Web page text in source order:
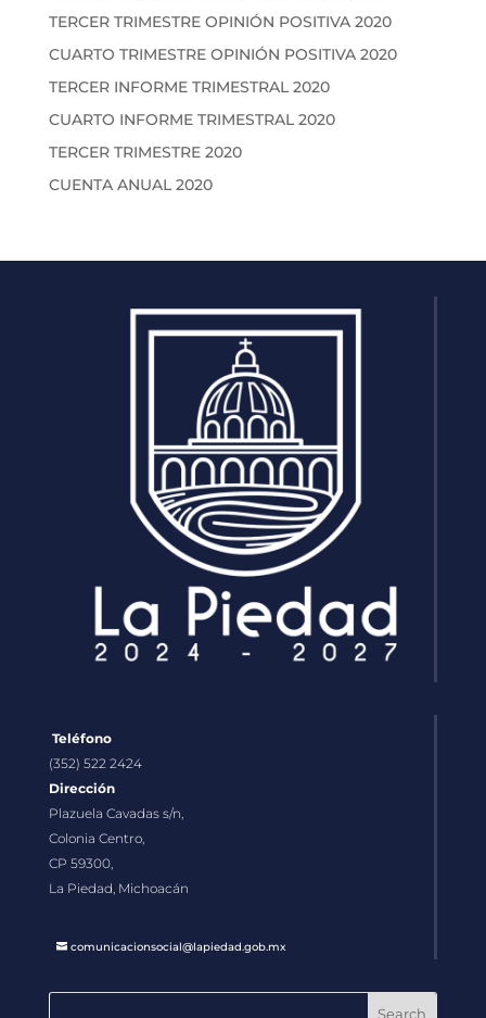
TERCER TRIMESTRE OPINIÓN POSITIVA 2020
CUARTO TRIMESTRE OPINIÓN POSITIVA 2020
TERCER INFORME TRIMESTRAL 2020
CUARTO INFORME TRIMESTRAL 2020
TERCER TRIMESTRE 2020
CUENTA ANUAL 2020
Teléfono
(352) 522 2424
Dirección
Plazuela Cavadas s/n,
Colonia Centro,
CP 59300,
La Piedad, Michoacán
comunicacionsocial@lapiedad.gob.mx